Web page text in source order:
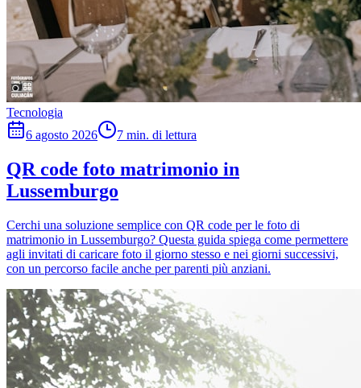
Tecnologia
6 agosto 2026
7 min. di lettura
QR code foto matrimonio in
Lussemburgo
Cerchi una soluzione semplice con QR code per le foto di
matrimonio in Lussemburgo? Questa guida spiega come permettere
agli invitati di caricare foto il giorno stesso e nei giorni successivi,
con un percorso facile anche per parenti più anziani.